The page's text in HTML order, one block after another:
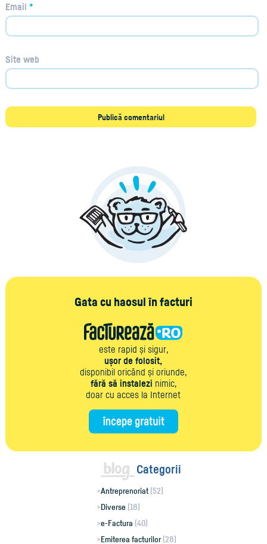
Email *
Site web
Gata cu haosul în facturi
este rapid și sigur,
ușor de folosit,
disponibil oricând și oriunde,
fără să instalezi nimic,
doar cu acces la Internet
Categorii
Antreprenoriat (52)
Diverse (18)
e-Factura (40)
Emiterea facturilor(28)